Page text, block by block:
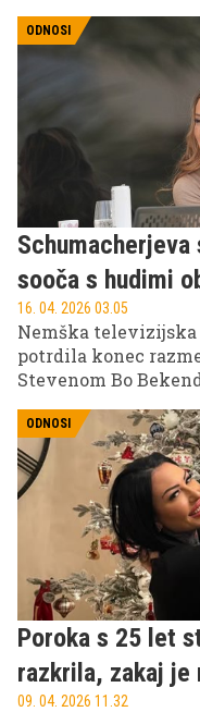
drugačne. Kaj o
ODNOSI
sooča s hudimi
16. 04. 2026 03.05
Nemška televizijska
potrdila konec
Stevenom Bo
kot obetavna
mesecih končala z
izpovedjo.
ODNOSI
Poroka s 25 let
razkrila, zakaj
09. 04. 2026 11.32